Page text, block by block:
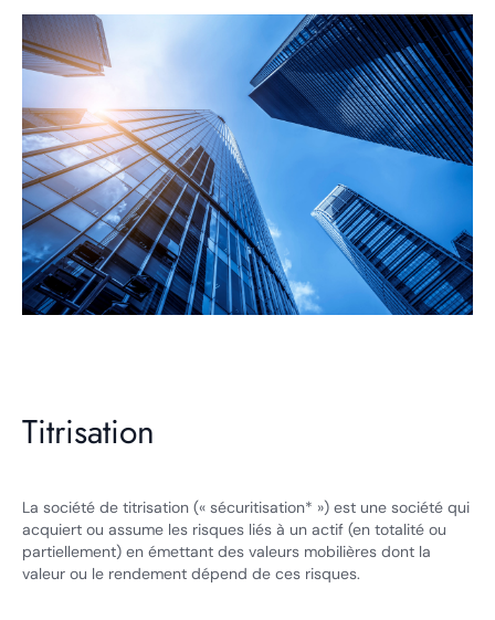
Titrisation
La société de titrisation (« sécuritisation* ») est une société qui
acquiert ou assume les risques liés à un actif (en totalité ou
partiellement) en émettant des valeurs mobilières dont la
valeur ou le rendement dépend de ces risques.